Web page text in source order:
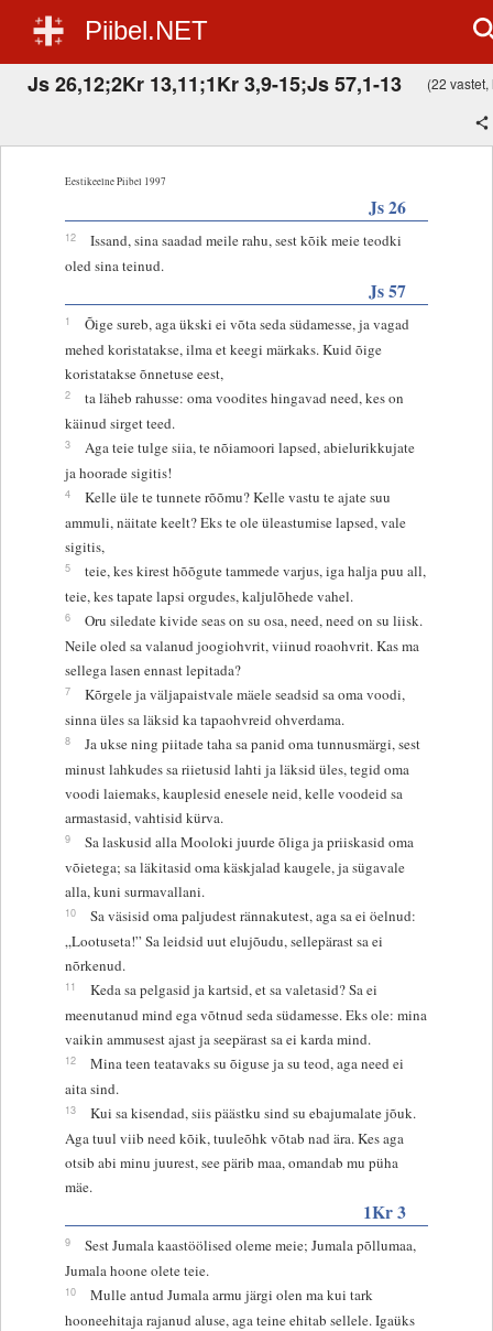
Piibel.NET
Js 26,12;2Kr 13,11;1Kr 3,9-15;Js 57,1-13 (22
Eestikeelne Piibel 1997
Js 26
12
Issand, sina saadad meile rahu, sest kõik meie teodki
oled sina teinud.
Js 57
1
Õige sureb, aga ükski ei võta seda südamesse, ja vagad
mehed koristatakse, ilma et keegi märkaks. Kuid õige
koristatakse õnnetuse eest,
2
ta läheb rahusse: oma voodites hingavad need, kes on
käinud sirget teed.
3
Aga teie tulge siia, te nõiamoori lapsed, abielurikkujate
ja hoorade sigitis!
4
Kelle üle te tunnete rõõmu? Kelle vastu te ajate suu
ammuli, näitate keelt? Eks te ole üleastumise lapsed, vale
sigitis,
5
teie, kes kirest hõõgute tammede varjus, iga halja puu all,
teie, kes tapate lapsi orgudes, kaljulõhede vahel.
6
Oru siledate kivide seas on su osa, need, need on su liisk.
Neile oled sa valanud joogiohvrit, viinud roaohvrit. Kas ma
sellega lasen ennast lepitada?
7
Kõrgele ja väljapaistvale mäele seadsid sa oma voodi,
sinna üles sa läksid ka tapaohvreid ohverdama.
8
Ja ukse ning piitade taha sa panid oma tunnusmärgi, sest
minust lahkudes sa riietusid lahti ja läksid üles, tegid oma
voodi laiemaks, kauplesid enesele neid, kelle voodeid sa
armastasid, vahtisid kürva.
9
Sa laskusid alla Mooloki juurde õliga ja priiskasid oma
võietega; sa läkitasid oma käskjalad kaugele, ja sügavale
alla, kuni surmavallani.
10
Sa väsisid oma paljudest rännakutest, aga sa ei öelnud:
„Lootuseta!” Sa leidsid uut elujõudu, sellepärast sa ei
nõrkenud.
11
Keda sa pelgasid ja kartsid, et sa valetasid? Sa ei
meenutanud mind ega võtnud seda südamesse. Eks ole: mina
vaikin ammusest ajast ja seepärast sa ei karda mind.
12
Mina teen teatavaks su õiguse ja su teod, aga need ei
aita sind.
13
Kui sa kisendad, siis päästku sind su ebajumalate jõuk.
Aga tuul viib need kõik, tuuleõhk võtab nad ära. Kes aga
otsib abi minu juurest, see pärib maa, omandab mu püha
mäe.
1Kr 3
9
Sest Jumala kaastöölised oleme meie; Jumala põllumaa,
Jumala hoone olete teie.
10
Mulle antud Jumala armu järgi olen ma kui tark
hooneehitaja rajanud aluse, aga teine ehitab sellele. Igaüks